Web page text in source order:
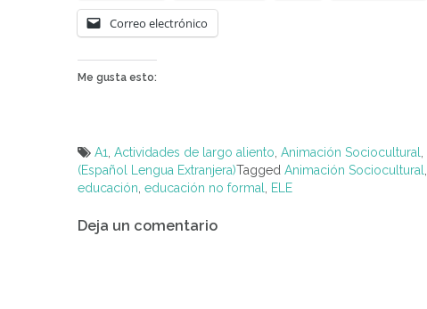
Correo electrónico
Me gusta esto:
A1 Actividades de largo aliento Animación Sociocultural
(Español Lengua Extranjera)Tagged Animación Sociocultural
educación educación no formal ELE
de
Deja un comentario